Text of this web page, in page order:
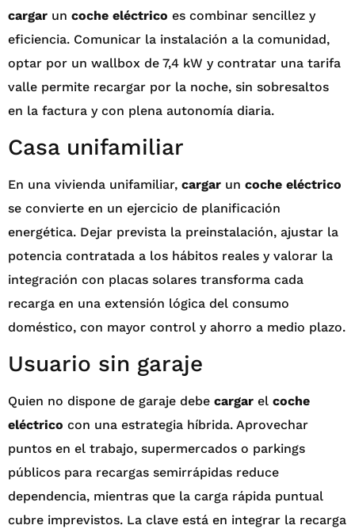
cargar un coche eléctrico es combinar sencillez y
eficiencia. Comunicar la instalación a la comunidad,
optar por un wallbox de 7,4 kW y contratar una tarifa
valle permite recargar por la noche, sin sobresaltos
en la factura y con plena autonomía diaria.
Casa unifamiliar
En una vivienda unifamiliar, cargar un coche eléctrico
se convierte en un ejercicio de planificación
energética. Dejar prevista la preinstalación, ajustar la
potencia contratada a los hábitos reales y valorar la
integración con placas solares transforma cada
recarga en una extensión lógica del consumo
doméstico, con mayor control y ahorro a medio plazo.
Usuario sin garaje
Quien no dispone de garaje debe cargar el coche
eléctrico con una estrategia híbrida. Aprovechar
puntos en el trabajo, supermercados o parkings
públicos para recargas semirrápidas reduce
dependencia, mientras que la carga rápida puntual
cubre imprevistos. La clave está en integrar la recarga